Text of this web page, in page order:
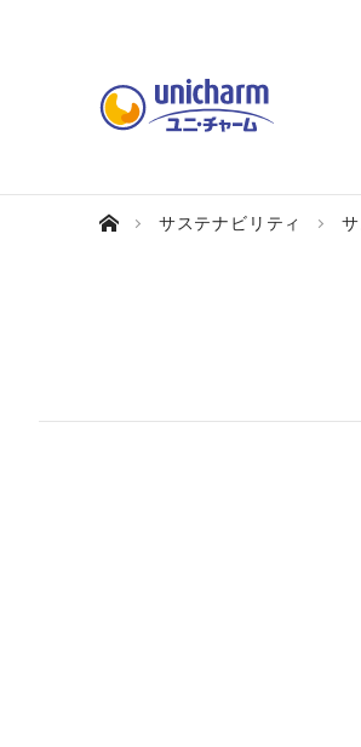
サステナビリティ